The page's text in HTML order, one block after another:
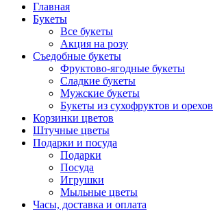
Главная
Букеты
Все букеты
Акция на розу
Съедобные букеты
Фруктово-ягодные букеты
Сладкие букеты
Мужские букеты
Букеты из сухофруктов и орехов
Корзинки цветов
Штучные цветы
Подарки и посуда
Подарки
Посуда
Игрушки
Мыльные цветы
Часы, доставка и оплата